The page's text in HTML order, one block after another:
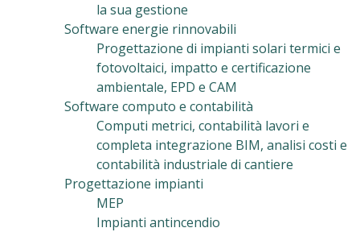
la sua gestione
Software energie rinnovabili
Progettazione di impianti solari termici e
fotovoltaici, impatto e certificazione
ambientale, EPD e CAM
Software computo e contabilità
Computi metrici, contabilità lavori e
completa integrazione BIM, analisi costi e
contabilità industriale di cantiere
Progettazione impianti
MEP
Impianti antincendio